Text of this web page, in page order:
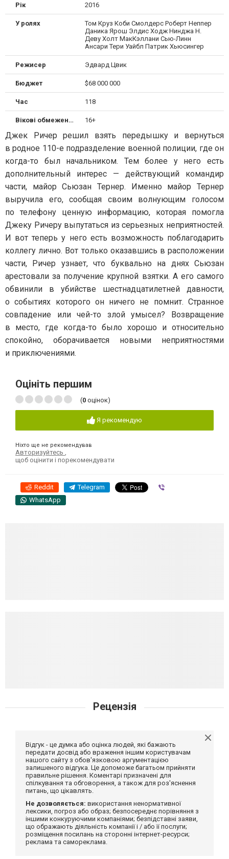
Рік 2016
У ролях
Том Круз Коби Смолдерс Роберт Неппер
Даника Ярош Элдис Ходж Нинджа Н.
Деву Холт МакКэллани Сью-Линн
Ансари Тери Уайбл Патрик Хьюсингер
Режисер Эдвард Цвик
Бюджет $68 000 000
Час 118
Вікові обмеження 16+
Джек Ричер решил взять передышку и вернуться
в родное 110-е подразделение военной полиции, где он
когда-то был начальником. Тем более у него есть
дополнительный интерес — действующий командир
части, майор Сьюзан Тернер. Именно майор Тернер
выручила его, сообщая своим волнующим голосом
по телефону ценную информацию, которая помогла
Джеку Ричеру выпутаться из серьезных неприятностей.
И вот теперь у него есть возможность поблагодарить
коллегу лично. Вот только оказавшись в расположении
части, Ричер узнает, что буквально на днях Сьюзан
арестовали за получение крупной взятки. А его самого
обвинили в убийстве шестнадцатилетней давности,
о событиях которого он ничего не помнит. Странное
совпадение или чей-то злой умысел? Возвращение
в место, где когда-то было хорошо и относительно
спокойно, оборачивается новыми неприятностями
и приключениями.
Оцініть першим
(0 оцінок)
Я рекомендую
Ніхто ще не рекомендував
Авторизуйтесь ,
щоб оцінити і порекомендувати
Reddit Telegram
WhatsApp
Рецензія
Відгук - це думка або оцінка людей, які бажають
передати досвід або враження іншим користувачам
нашого сайту з обов'язковою аргументацією
залишеного відгука. Це допоможе багатьом прийняти
правильне рішення. Коментарі призначені для
спілкування та обговорення, а також для роз'яснення
питань, що цікавлять.
Не дозволяється: використання ненормативної
лексики, погроз або образ; безпосереднє порівняння з
іншими конкуруючими компаніями; безпідставні заяви,
що ображають діяльність компанії і / або її послуги;
розміщення посилань на сторонні інтернет-ресурси;
реклама та самореклама.